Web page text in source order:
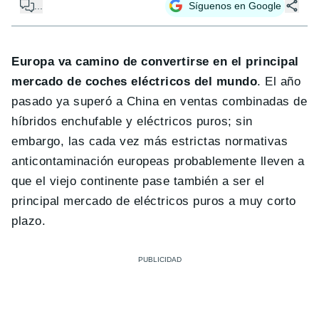
Síguenos en Google
Europa va camino de convertirse en el principal
mercado de coches eléctricos del mundo. El año
pasado ya superó a China en ventas combinadas de
híbridos enchufable y eléctricos puros; sin
embargo, las cada vez más estrictas normativas
anticontaminación europeas probablemente lleven a
que el viejo continente pase también a ser el
principal mercado de eléctricos puros a muy corto
plazo.